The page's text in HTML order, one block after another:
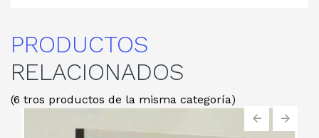
PRODUCTOS
RELACIONADOS
(6 tros productos de la misma categoría)